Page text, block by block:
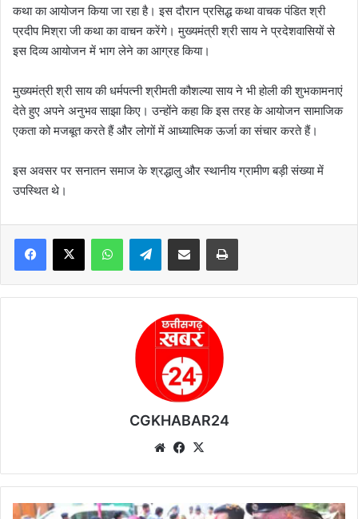
कथा का आयोजन किया जा रहा है। इस दौरान प्रसिद्ध कथा वाचक पंडित श्री
प्रदीप मिश्रा जी कथा का वाचन करेंगे। मुख्यमंत्री श्री साय ने प्रदेशवासियों से
इस दिव्य आयोजन में भाग लेने का आग्रह किया।
मुख्यमंत्री श्री साय की धर्मपत्नी श्रीमती कौशल्या साय ने भी होली की शुभकामनाएं
देते हुए अपने अनुभव साझा किए। उन्होंने कहा कि इस तरह के आयोजन सामाजिक
एकता को मजबूत करते हैं और लोगों में आध्यात्मिक ऊर्जा का संचार करते हैं।
इस अवसर पर सनातन समाज के श्रद्धालु और स्थानीय ग्रामीण बड़ी संख्या में
उपस्थित थे।
Telegram
CGKHABAR24
We
te
Fa
bo
ok
मु